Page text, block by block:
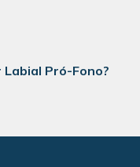
Labial Pró-Fono?